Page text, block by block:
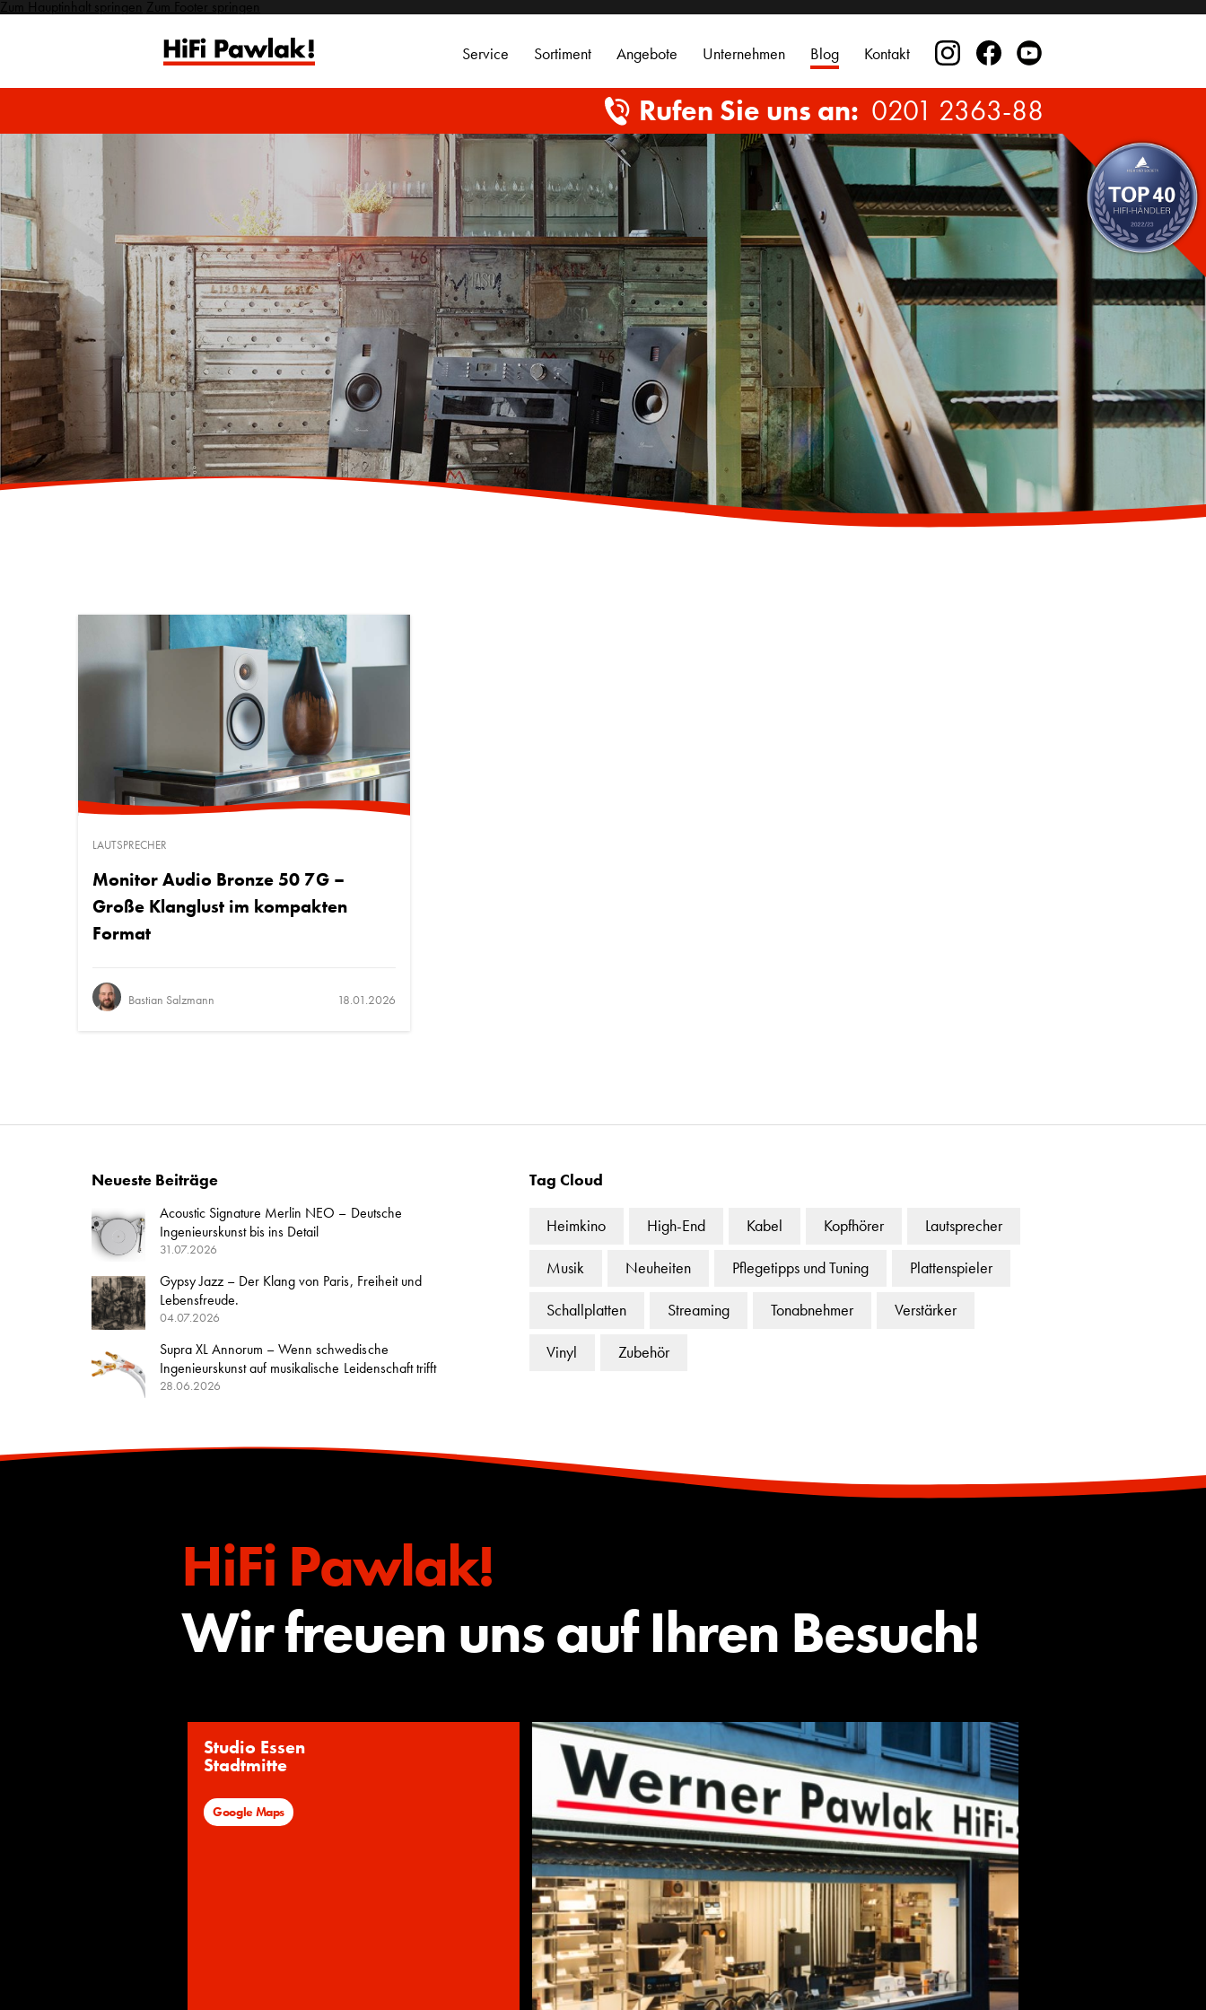
Zum Hauptinhalt springen Zum Footer springen
Service Sortiment Angebote Unternehmen Blog Kontakt
Rufen Sie uns an: 0201 2363-88
LAUTSPRECHER
Monitor Audio Bronze 50 7G –
Große Klanglust im kompakten
Format
Bastian Salzmann 18.01.2026
Neueste Beiträge
Acoustic Signature Merlin NEO – Deutsche
Ingenieurskunst bis ins Detail
31.07.2026
Gypsy Jazz – Der Klang von Paris, Freiheit und
Lebensfreude.
04.07.2026
Supra XL Annorum – Wenn schwedische
Ingenieurskunst auf musikalische Leidenschaft trifft
28.06.2026
Tag Cloud
Heimkino High-End Kabel Kopfhörer Lautsprecher
Musik Neuheiten Pflegetipps und Tuning Plattenspieler
Schallplatten Streaming Tonabnehmer Verstärker
Vinyl Zubehör
HiFi Pawlak!
Wir freuen uns auf Ihren Besuch!
Studio Essen
Stadtmitte
Google Maps